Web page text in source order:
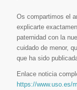
Os compartimos el
explicarte
paternidad con la
cuidado de menor,
que ha sido
Enlace noticia
https://www.uso.es/